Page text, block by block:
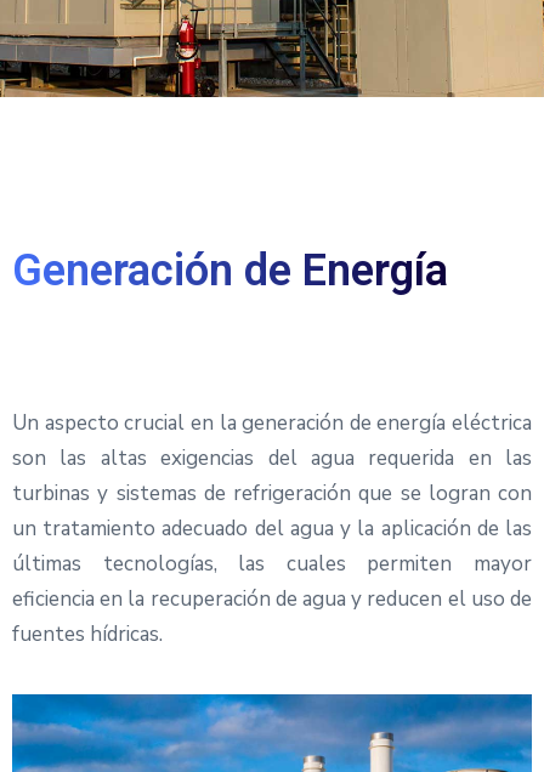
Generación de Energía
Un aspecto crucial en la generación de energía eléctrica
son las altas exigencias del agua requerida en las
turbinas y sistemas de refrigeración que se logran con
un tratamiento adecuado del agua y la aplicación de las
últimas tecnologías, las cuales permiten mayor
eficiencia en la recuperación de agua y reducen el uso de
fuentes hídricas.